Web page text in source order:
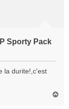
Sporty Pack
la durite!,c'est